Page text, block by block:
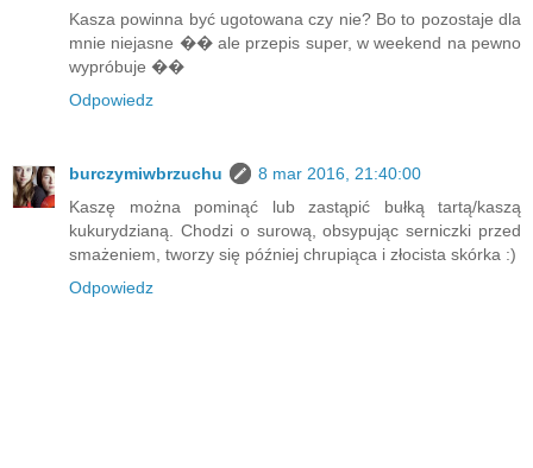
Kasza powinna być ugotowana czy nie? Bo to pozostaje dla
mnie niejasne �� ale przepis super, w weekend na pewno
wypróbuje ��
Odpowiedz
burczymiwbrzuchu
8 mar 2016, 21:40:00
Kaszę można pominąć lub zastąpić bułką tartą/kaszą
kukurydzianą. Chodzi o surową, obsypując serniczki przed
smażeniem, tworzy się później chrupiąca i złocista skórka :)
Odpowiedz